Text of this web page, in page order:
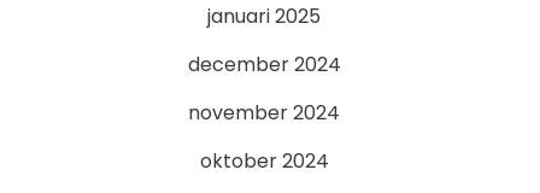
januari 2025
december 2024
november 2024
oktober 2024